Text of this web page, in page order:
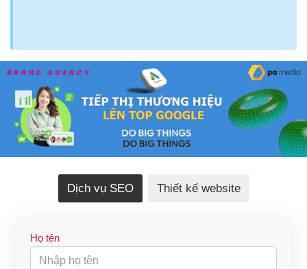
Dịch vụ SEO Thiết kế website
Họ tên